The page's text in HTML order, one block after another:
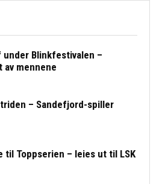
Blinkfestivalen –
av mennene
– Sandefjord-spiller
til Toppserien – leies ut til LSK